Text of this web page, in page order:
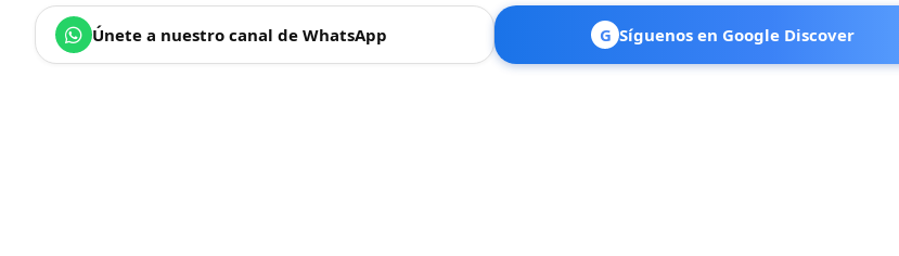
Únete a nuestro canal de WhatsApp G Síguenos en Google Discover